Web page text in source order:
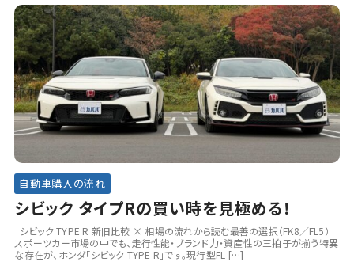
自動車購入の流れ
シビック タイプRの買い時を見極める！
シビック TYPE R 新旧比較 × 相場の流れから読む最善の選択（FK8／FL5）
スポーツカー市場の中でも、走行性能・ブランド力・資産性の三拍子が揃う特異
な存在が、ホンダ「シビック TYPE R」です。現行型FL […]